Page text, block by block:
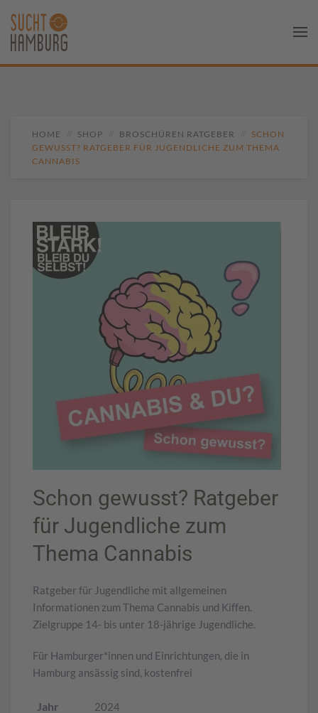
HOME SHOP BROSCHÜREN RATGEBER
SCHON
GEWUSST? RATGEBER FÜR JUGENDLICHE ZUM THEMA
CANNABIS
Schon gewusst? Ratgeber
für Jugendliche zum
Thema Cannabis
Ratgeber für Jugendliche mit allgemeinen
Informationen zum Thema Cannabis und Kiffen.
Zielgruppe 14- bis unter 18-jährige Jugendliche.
Für Hamburger*innen und Einrichtungen, die in
Hamburg ansässig sind, kostenfrei
Jahr 2024